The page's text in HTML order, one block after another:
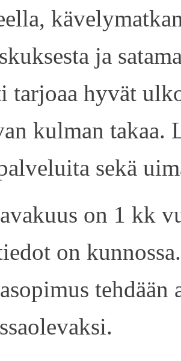
ja
tarjoaa hyvät
kulman
sekä
on 1 kk
on kunnossa.
tehdään